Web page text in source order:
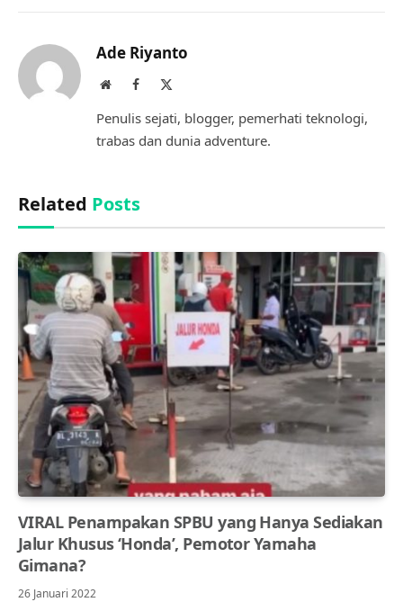
Ade Riyanto
WebsiteFacebook
Penulis sejati, blogger, pemerhati teknologi,
trabas dan dunia adventure.
Related Posts
VIRAL Penampakan SPBU yang Hanya Sediakan
Jalur Khusus ‘Honda’, Pemotor Yamaha
Gimana?
26 Januari 2022